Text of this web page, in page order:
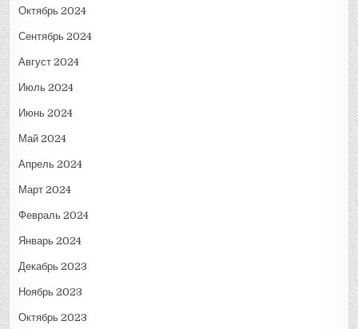
Октябрь 2024
Сентябрь 2024
Август 2024
Июль 2024
Июнь 2024
Май 2024
Апрель 2024
Март 2024
Февраль 2024
Январь 2024
Декабрь 2023
Ноябрь 2023
Октябрь 2023